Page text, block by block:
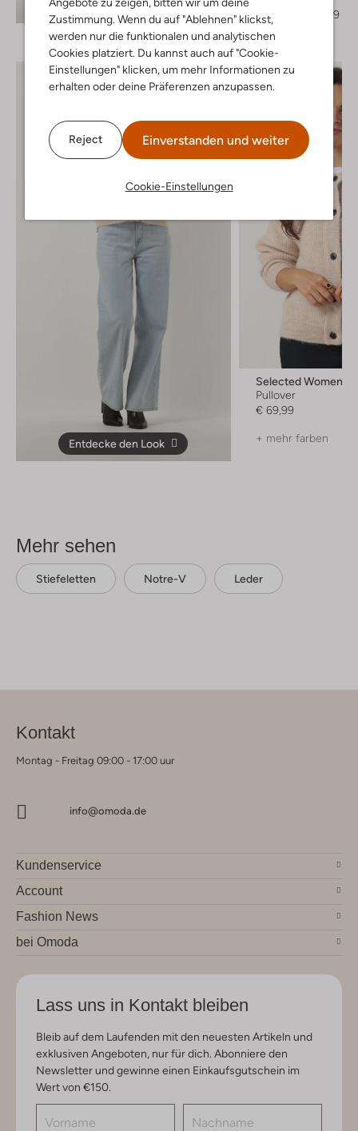
Zustimmung. Wenn du auf "Ablehnen" klickst,
werden nur die funktionalen und analytischen
Cookies platziert. Du kannst auch auf "Cookie-
Einstellungen" klicken, um mehr Informationen zu
erhalten oder deine Präferenzen anzupassen.
Reject Einverstanden und weiter
Cookie-Einstellungen
Entdecke den Look
€ 199,95
€ 79,99
Entdecke den Look
Selected Women
Pullover
€ 69,99
+ mehr farben
Mehr sehen
Stiefeletten Notre-V Leder
Kontakt
Montag - Freitag 09:00 - 17:00 uur
info@omoda.de
Kundenservice
Account
Fashion News
bei Omoda
Lass uns in Kontakt bleiben
Bleib auf dem Laufenden mit den neuesten Artikeln und
exklusiven Angeboten, nur für dich. Abonniere den
Newsletter und gewinne einen Einkaufsgutschein im
Wert von €150.